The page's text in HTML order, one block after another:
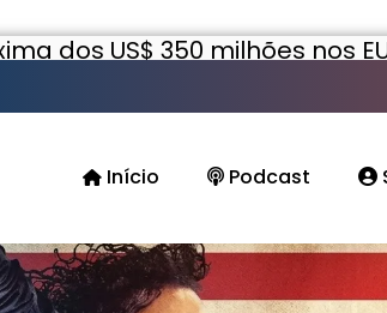
Início
Podcast
dos US$ 350 milhões